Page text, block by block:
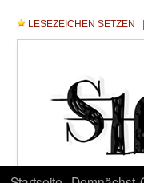
LESEZEICHEN SETZEN